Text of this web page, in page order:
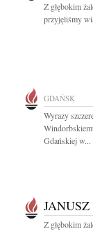
Z głębokim
przyjęliśmy
GDAŃSK
Wyrazy
Gdańskiej w...
Z głębokim